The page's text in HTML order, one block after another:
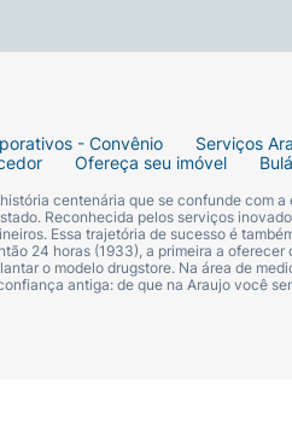
- Convênio Serviços
Ofereça seu imóvel
centenária que se confunde com
Reconhecida pelos serviços
Essa trajetória de sucesso é
24 horas (1933), a primeira a
o modelo drugstore. Na área de
antiga: de que na Araujo você